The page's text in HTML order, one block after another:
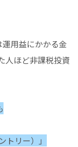
用益にかかる金
人ほど非課税投資
トリー）」